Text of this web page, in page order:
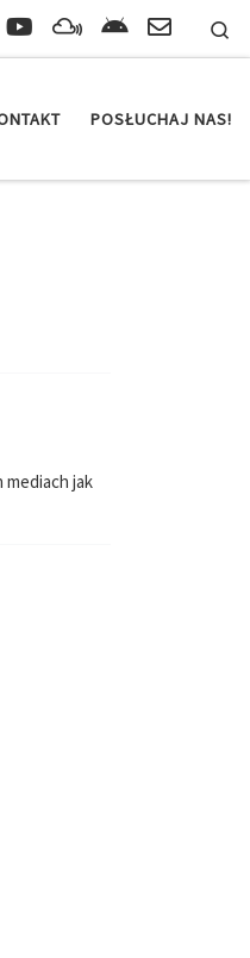
POSŁUCHAJ NAS!
mediach jak